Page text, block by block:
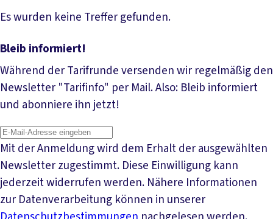
Datei herunterladen
Es wurden keine Treffer gefunden.
Bleib informiert!
Während der Tarifrunde versenden wir regelmäßig den
Newsletter "Tarifinfo" per Mail. Also: Bleib informiert
und abonniere ihn jetzt!
Mit der Anmeldung wird dem Erhalt der ausgewählten
Newsletter zugestimmt. Diese Einwilligung kann
jederzeit widerrufen werden. Nähere Informationen
zur Datenverarbeitung können in unserer